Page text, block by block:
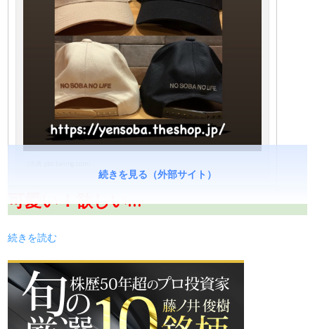
可愛い！欲しい…
続きを読む
続きを見る（外部サイト）